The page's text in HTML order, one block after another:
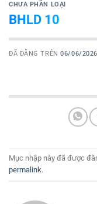
CHƯA PHẦN LOẠI
BHLD 10
ĐÃ ĐĂNG TRÊN06/06/2026
Mục nhập này đã được
permalink.